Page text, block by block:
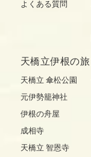
よくある質問
天橋立伊根の旅
天橋立 傘松公園
元伊勢籠神社
伊根の舟屋
成相寺
天橋立 智恩寺